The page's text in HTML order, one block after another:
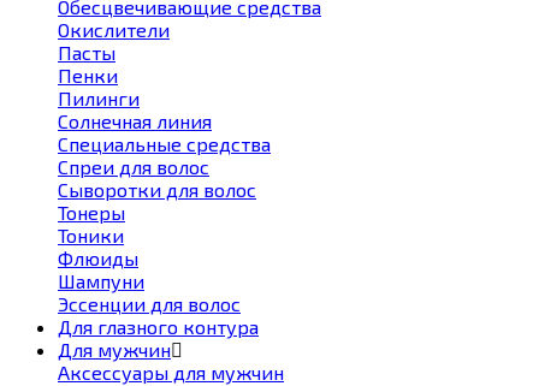
Обесцвечивающие средства
Окислители
Пасты
Пенки
Пилинги
Солнечная линия
Специальные средства
Спреи для волос
Сыворотки для волос
Тонеры
Тоники
Флюиды
Шампуни
Эссенции для волос
Для глазного контура
Для мужчин
Аксессуары для мужчин